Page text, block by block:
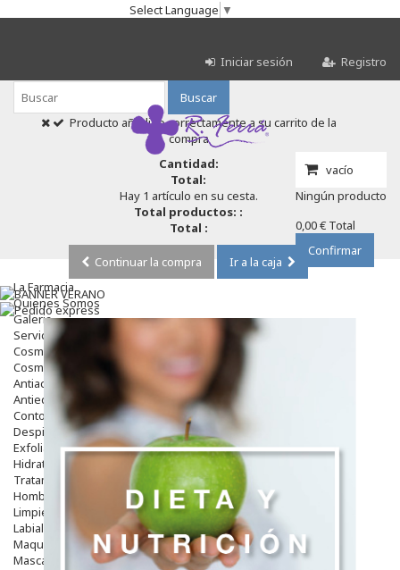
Select Language ▼
Iniciar sesión Registro
Buscar
vacío
Ningún producto
0,00 € Total
Confirmar
Producto añadido correctamente a su carrito de la
compra
Cantidad:
Total:
Hay 1 artículo en su cesta.
Total productos: :
Total :
Continuar la compra
Ir a la caja
La Farmacia
Quienes Somos
Galeria
Servicios
Cosmética
Cosmética Facial
Antiacné
Antiedad
Contorno De Ojos
Despigmentantes
Exfoliantes
Hidratantes
Tratamientos De Noche
Hombre
Limpieza
Labiales
Maquillajes Y Color
Mascarillas